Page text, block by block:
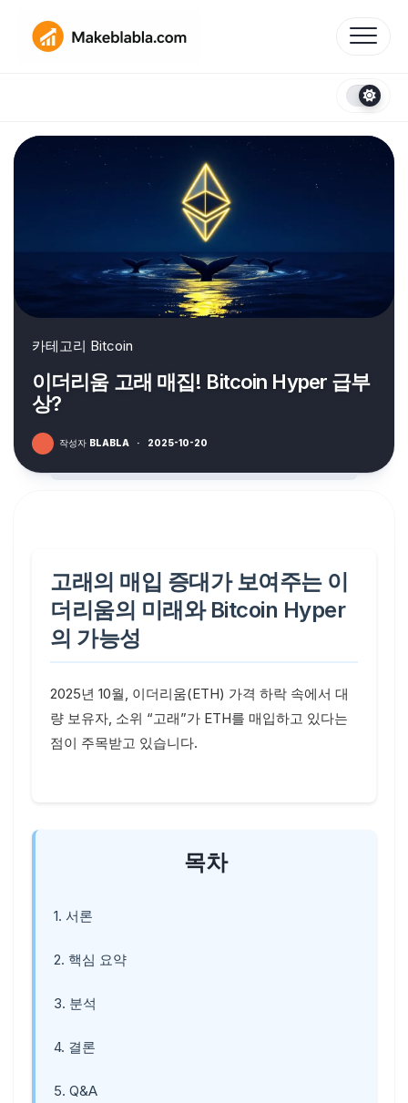
content
카테고리 Bitcoin
이더리움 고래 매집! Bitcoin Hyper 급부
상?
작성자 BLABLA · 2025-10-20
고래의 매입 증대가 보여주는 이
더리움의 미래와 Bitcoin Hyper
의 가능성
2025년 10월, 이더리움(ETH) 가격 하락 속에서 대
량 보유자, 소위 “고래”가 ETH를 매입하고 있다는
점이 주목받고 있습니다.
목차
1. 서론
2. 핵심 요약
3. 분석
4. 결론
5. Q&A